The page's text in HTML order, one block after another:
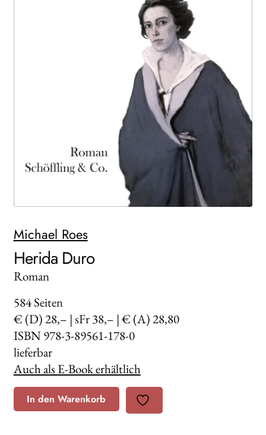
Michael Roes
Herida Duro
Roman
584Seiten
€ (D) 28,– | sFr 38,– | € (A) 28,80
ISBN 978-3-89561-178-0
lieferbar
Auch als E-Book erhältlich
In den Warenkorb